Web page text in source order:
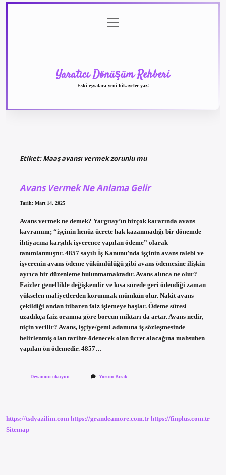
menüyü
aç
Yaratıcı Dönüşüm Rehberi
Eski eşyalara yeni hikayeler yaz!
Etiket:Maaş avansı vermek zorunlu mu
Avans Vermek Ne Anlama Gelir
Tarih: Mart 14, 2025
Avans vermek ne demek? Yargıtay’ın birçok kararında avans
kavramını; “işçinin henüz ücrete hak kazanmadığı bir dönemde
ihtiyacına karşılık işverence yapılan ödeme” olarak
tanımlanmıştır. 4857 sayılı İş Kanunu’nda işçinin avans talebi ve
işverenin avans ödeme yükümlülüğü gibi avans ödemesine ilişkin
ayrıca bir düzenleme bulunmamaktadır. Avans alınca ne olur?
Faizler genellikle değişkendir ve kısa sürede geri ödendiği zaman
yükselen maliyetlerden korunmak mümkün olur. Nakit avans
çekildiği andan itibaren faiz işlemeye başlar. Ödeme süresi
uzadıkça faiz oranına göre borcun miktarı da artar. Avans nedir,
niçin verilir? Avans, işçiye/gemi adamına iş sözleşmesinde
belirlenmiş olan tarihte ödenecek olan ücret alacağına mahsuben
yapılan ön ödemedir. 4857…
Devamını okuyunAvans
Yorum Bırak
https://tsdyazilim.com https://grandeamore.com.tr https://finplus.com.tr
Sitemap